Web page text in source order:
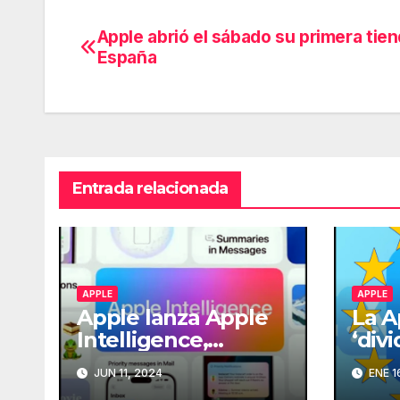
Navegación
entradas
Apple abrió el sábado su primera
España
Entrada relacionada
APPLE
Apple lanza Apple
Intelligence,
integrando
ChatGPT en Siri
JUN 11, 2024
APPLE
La
ENE